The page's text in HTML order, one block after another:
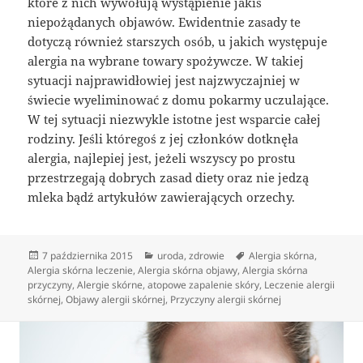
niepożądanych objawów. Ewidentnie zasady te
dotyczą również starszych osób, u jakich występuje
alergia na wybrane towary spożywcze. W takiej
sytuacji najprawidłowiej jest najzwyczajniej w
świecie wyeliminować z domu pokarmy uczulające.
W tej sytuacji niezwykle istotne jest wsparcie całej
rodziny. Jeśli któregoś z jej członków dotknęła
alergia, najlepiej jest, jeżeli wszyscy po prostu
przestrzegają dobrych zasad diety oraz nie jedzą
mleka bądź artykułów zawierających orzechy.
Data
publikacji
7 października 2015 Kategorie
uroda,zdrowie Tagi
Alergia skórna,
Alergia skórna leczenie,Alergia skórna objawy,Alergia skórna
przyczyny,Alergie skórne,atopowe zapalenie skóry, Leczenie alergii
skórnej,Objawy alergii skórnej, Przyczyny alergii skórnej